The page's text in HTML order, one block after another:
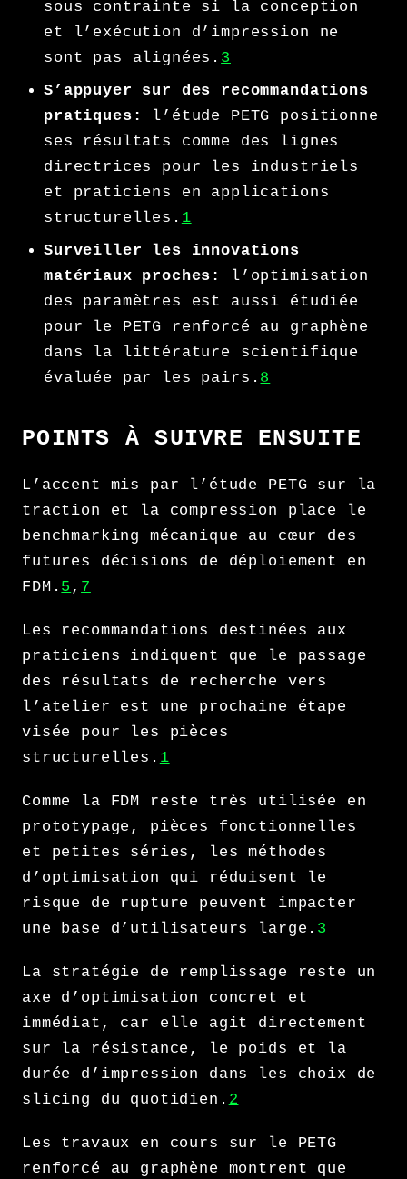
sous contrainte si la conception
et l’exécution d’impression ne
sont pas alignées. 3
S’appuyer sur des recommandations
pratiques:
l’étude PETG positionne
ses résultats comme des lignes
directrices pour les industriels
et praticiens en applications
structurelles. 1
Surveiller les innovations
matériaux proches:
l’optimisation
des paramètres est aussi étudiée
pour le PETG renforcé au graphène
dans la littérature scientifique
évaluée par les pairs. 8
POINTS À SUIVRE ENSUITE
L’accent mis par l’étude PETG sur la
traction et la compression place le
benchmarking mécanique au cœur des
futures décisions de déploiement en
FDM. 5 , 7
Les recommandations destinées aux
praticiens indiquent que le passage
des résultats de recherche vers
l’atelier est une prochaine étape
visée pour les pièces
structurelles. 1
Comme la FDM reste très utilisée en
prototypage, pièces fonctionnelles
et petites séries, les méthodes
d’optimisation qui réduisent le
risque de rupture peuvent impacter
une base d’utilisateurs large. 3
La stratégie de remplissage reste un
axe d’optimisation concret et
immédiat, car elle agit directement
sur la résistance, le poids et la
durée d’impression dans les choix de
slicing du quotidien. 2
Les travaux en cours sur le PETG
renforcé au graphène montrent que